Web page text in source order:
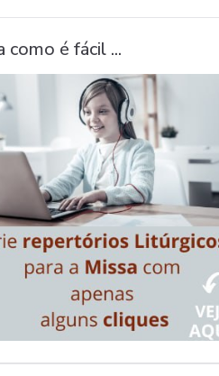
como é fácil ...